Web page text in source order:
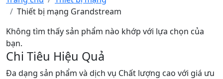
Thiết bị mạng Grandstream
Không tìm thấy sản phẩm nào khớp với lựa chọn của
bạn.
Chi Tiêu Hiệu Quả
Đa dạng sản phẩm và dịch vụ Chất lượng cao với giá ưu